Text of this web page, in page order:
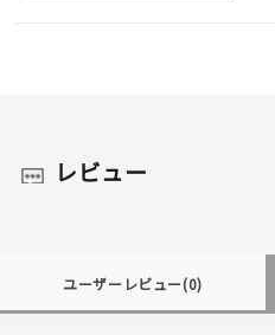
レビュー
ユーザーレビュー(0)